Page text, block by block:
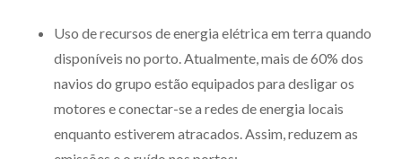
Uso de recursos de energia elétrica em terra quando
disponíveis no porto. Atualmente, mais de 60% dos
navios do grupo estão equipados para desligar os
motores e conectar-se a redes de energia locais
enquanto estiverem atracados. Assim, reduzem as